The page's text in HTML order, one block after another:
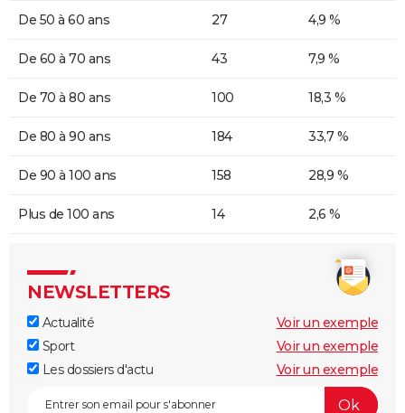
De 50 à 60 ans 27 4,9 %
De 60 à 70 ans 43 7,9 %
De 70 à 80 ans 100 18,3 %
De 80 à 90 ans 184 33,7 %
De 90 à 100 ans 158 28,9 %
Plus de 100 ans 14 2,6 %
NEWSLETTERS
Actualité
Voir un exemple
Sport
Voir un exemple
Les dossiers d'actu
Voir un exemple